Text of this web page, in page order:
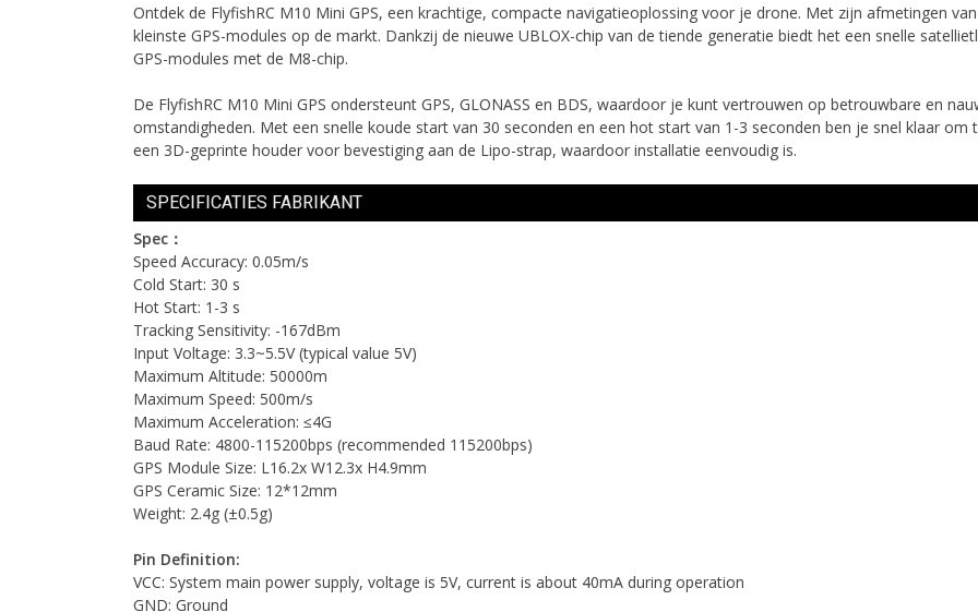
Ontdek de FlyfishRC M10 Mini GPS, een krachtige, compacte navigatieoplossing voor je drone. Met zijn afmetingen
kleinste GPS-modules op de markt. Dankzij de nieuwe UBLOX-chip van de tiende generatie biedt het een snelle
GPS-modules met de M8-chip.
De FlyfishRC M10 Mini GPS ondersteunt GPS, GLONASS en BDS, waardoor je kunt vertrouwen op betrouwbare en
omstandigheden. Met een snelle koude start van 30 seconden en een hot start van 1-3 seconden ben je snel klaar
een 3D-geprinte houder voor bevestiging aan de Lipo-strap, waardoor installatie eenvoudig is.
SPECIFICATIES FABRIKANT
Spec：
Speed Accuracy: 0.05m/s
Cold Start: 30 s
Hot Start: 1-3 s
Tracking Sensitivity: -167dBm
Input Voltage: 3.3~5.5V (typical value 5V)
Maximum Altitude: 50000m
Maximum Speed: 500m/s
Maximum Acceleration: ≤4G
Baud Rate: 4800-115200bps (recommended 115200bps)
GPS Module Size: L16.2x W12.3x H4.9mm
GPS Ceramic Size: 12*12mm
Weight: 2.4g (±0.5g)
Pin Definition:
VCC: System main power supply, voltage is 5V, current is about 40mA during operation
GND: Ground